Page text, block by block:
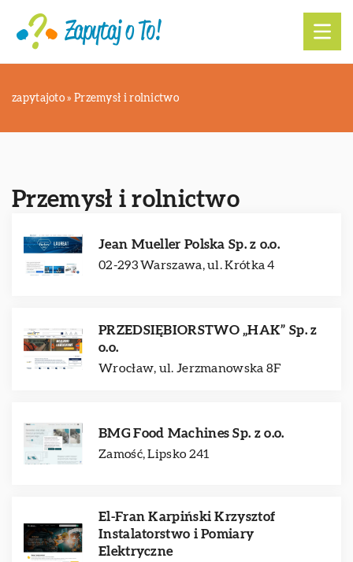
zapytajoto » Przemysł i rolnictwo
Przemysł i rolnictwo
Jean Mueller Polska Sp. z o.o.
02-293 Warszawa, ul. Krótka 4
PRZEDSIĘBIORSTWO „HAK” Sp. z
o.o.
Wrocław, ul. Jerzmanowska 8F
BMG Food Machines Sp. z o.o.
Zamość, Lipsko 241
El-Fran Karpiński Krzysztof
Instalatorstwo i Pomiary
Elektryczne